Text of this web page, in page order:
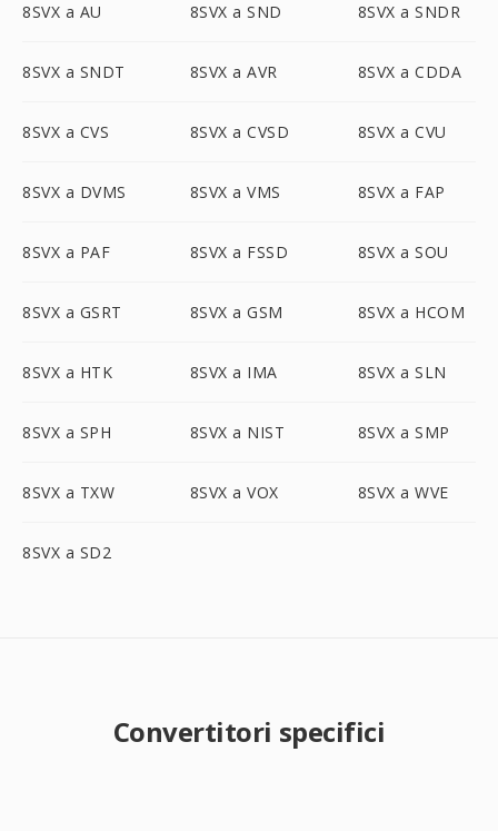
8SVX a AU 8SVX a SND 8SVX a SNDR
8SVX a SNDT 8SVX a AVR 8SVX a CDDA
8SVX a CVS 8SVX a CVSD 8SVX a CVU
8SVX a DVMS 8SVX a VMS 8SVX a FAP
8SVX a PAF 8SVX a FSSD 8SVX a SOU
8SVX a GSRT 8SVX a GSM 8SVX a HCOM
8SVX a HTK 8SVX a IMA 8SVX a SLN
8SVX a SPH 8SVX a NIST 8SVX a SMP
8SVX a TXW 8SVX a VOX 8SVX a WVE
8SVX a SD2
Convertitori specifici